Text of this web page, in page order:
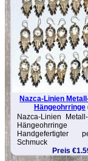
Nazca-Linien
Hängeohrringe
Nazca-Linien
Handgefertigter
Schmuck
Preis